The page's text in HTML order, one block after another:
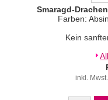
Smaragd-
Farben:
Kein
inkl.